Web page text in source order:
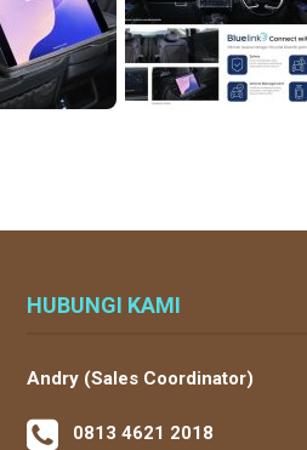
HUBUNGI KAMI
Andry (Sales Coordinator)
0813 4621 2018